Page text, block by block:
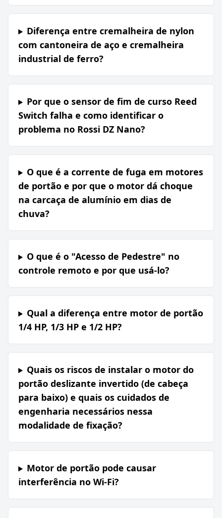
Diferença entre cremalheira de nylon
com cantoneira de aço e cremalheira
industrial de ferro?
Por que o sensor de fim de curso Reed
Switch falha e como identificar o
problema no Rossi DZ Nano?
O que é a corrente de fuga em motores
de portão e por que o motor dá choque
na carcaça de alumínio em dias de
chuva?
O que é o "Acesso de Pedestre" no
controle remoto e por que usá-lo?
Qual a diferença entre motor de portão
1/4 HP, 1/3 HP e 1/2 HP?
Quais os riscos de instalar o motor do
portão deslizante invertido (de cabeça
para baixo) e quais os cuidados de
engenharia necessários nessa
modalidade de fixação?
Motor de portão pode causar
interferência no Wi-Fi?